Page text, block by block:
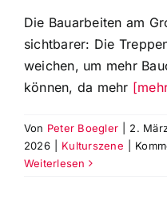
Die Bauarbeiten am
sichtbarer: Die
weichen, um mehr
können, da mehr
Von Peter Boegler
2.
2026
Kulturszene
Weiterlesen